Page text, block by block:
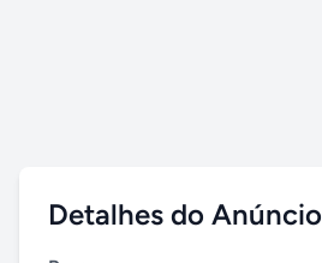
Detalhes do Anúncio